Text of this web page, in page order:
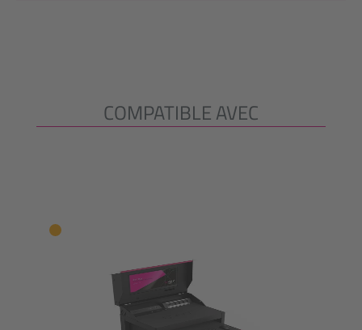
Ignorer la galerie de produits
COMPATIBLE AVEC